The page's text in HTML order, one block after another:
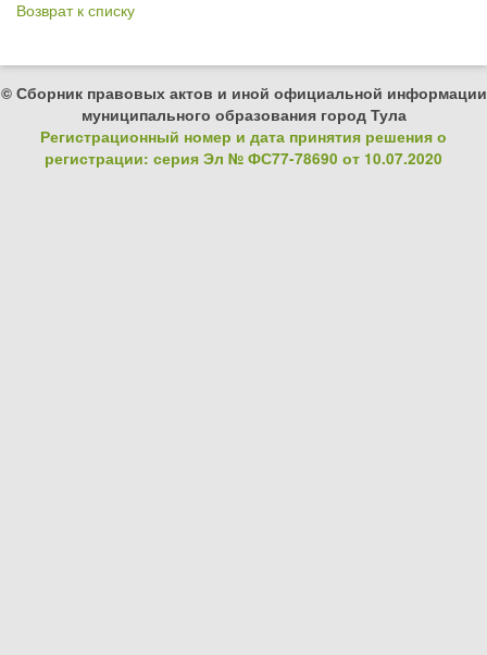
Возврат к списку
© Сборник правовых актов и иной официальной информации
муниципального образования город Тула
Регистрационный номер и дата принятия решения о
регистрации: серия Эл № ФС77-78690 от 10.07.2020